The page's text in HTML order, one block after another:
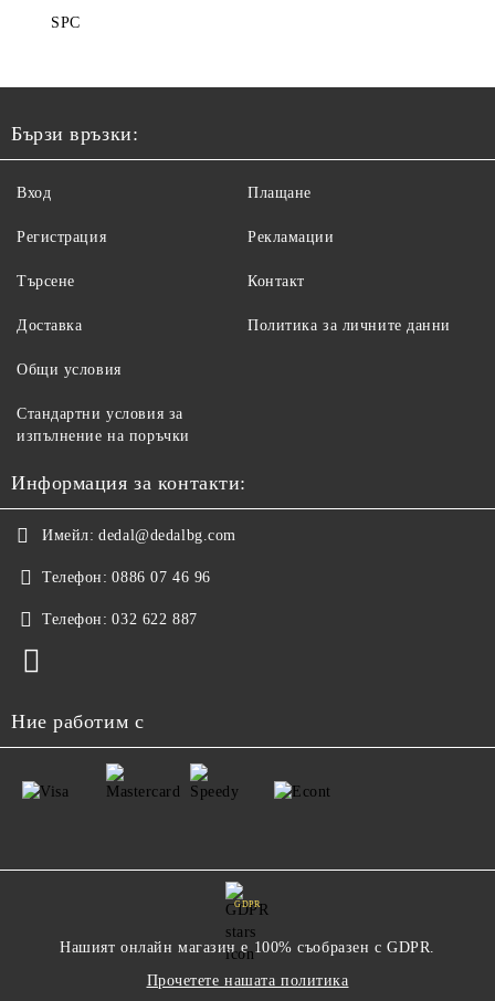
SPC
Бързи връзки:
Вход
Регистрация
Търсене
Доставка
Плащане
Рекламации
Контакт
Политика за личните данни
Общи условия
Стандартни условия за
изпълнение на поръчки
Информация за контакти:
Имейл: dedal@dedalbg.com
Телефон: 0886 07 46 96
Телефон: 032 622 887
Ние работим с
GDPR
Нашият онлайн магазин е 100% съобразен с GDPR.
Прочетете нашата политика